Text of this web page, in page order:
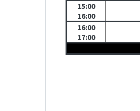
15:00
16:00
16:00
17:00